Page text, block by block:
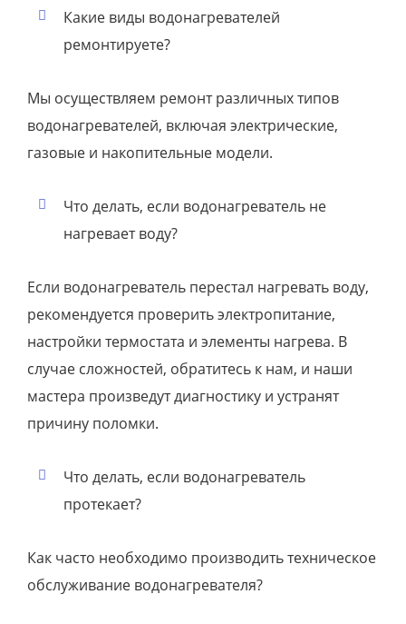
Какие виды водонагревателей
ремонтируете?
Мы осуществляем ремонт различных типов
водонагревателей, включая электрические,
газовые и накопительные модели.
Что делать, если водонагреватель не
нагревает воду?
Если водонагреватель перестал нагревать воду,
рекомендуется проверить электропитание,
настройки термостата и элементы нагрева. В
случае сложностей, обратитесь к нам, и наши
мастера произведут диагностику и устранят
причину поломки.
Что делать, если водонагреватель
протекает?
Как часто необходимо производить техническое
обслуживание водонагревателя?